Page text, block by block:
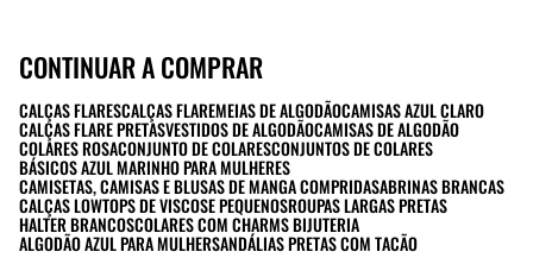
CONTINUAR A COMPRAR
CALÇAS FLARESCALÇAS FLAREMEIAS DE ALGODÃOCAMISAS AZUL CLARO
CALÇAS FLARE PRETASVESTIDOS DE ALGODÃOCAMISAS DE ALGODÃO
COLARES ROSACONJUNTO DE COLARESCONJUNTOS DE COLARES
BÁSICOS AZUL MARINHO PARA MULHERES
CAMISETAS, CAMISAS E BLUSAS DE MANGA COMPRIDASABRINAS BRANCAS
CALÇAS LOWTOPS DE VISCOSE PEQUENOSROUPAS LARGAS PRETAS
HALTER BRANCOSCOLARES COM CHARMS BIJUTERIA
ALGODÃO AZUL PARA MULHERSANDÁLIAS PRETAS COM TACÃO